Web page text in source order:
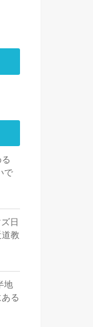
で
日
教
地
る